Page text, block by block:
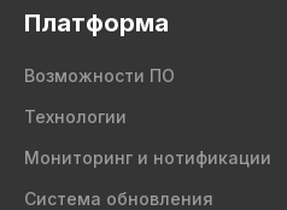
Платформа
Возможности ПО
Технологии
Мониторинг и нотификации
Система обновления